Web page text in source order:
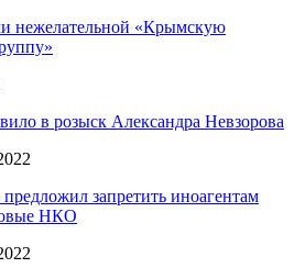
нежелательной «Крымскую
в розыск Александра Невзорова
запретить иноагентам
НКО